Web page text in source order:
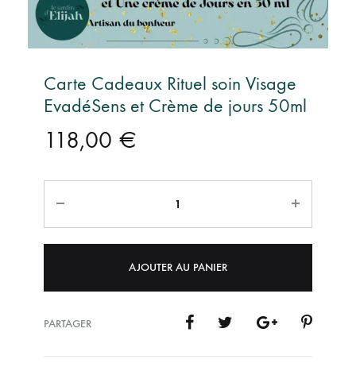
Carte Cadeaux Rituel soin Visage
EvadéSens et Crème de jours 50ml
118,00 €
AJOUTER AU PANIER
PARTAGER